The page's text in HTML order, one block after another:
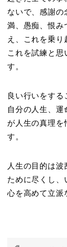
ないで、感謝の
満、愚痴、恨み
え、これを乗り
これを試練と
す。
良い行いをする
自分の人生、運
が人生の真理を
す。
人生の目的は
ために尽くし、
心を高めて立派